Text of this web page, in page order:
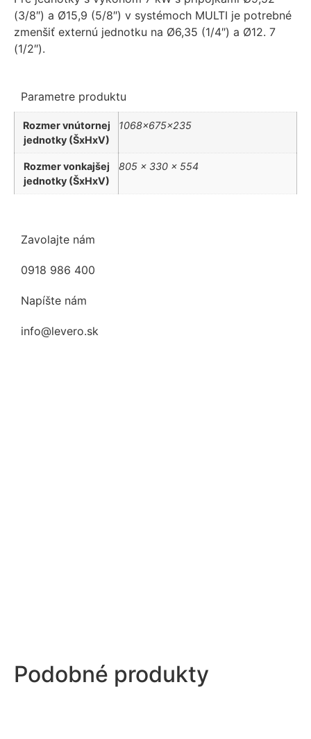
(3/8″) a Ø15,9 (5/8″) v systémoch MULTI je potrebné
zmenšiť externú jednotku na Ø6,35 (1/4″) a Ø12. 7
(1/2″).
Parametre produktu
Rozmer vnútornej
jednotky (ŠxHxV)
1068×675×235
Rozmer vonkajšej
jednotky (ŠxHxV)
805 × 330 × 554
Zavolajte nám
0918 986 400
Napíšte nám
info@levero.sk
Podobné produkty